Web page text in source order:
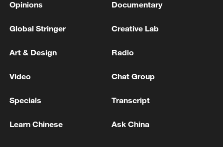
Opinions Documentary
Global Stringer Creative Lab
Art & Design Radio
Video Chat Group
Specials Transcript
Learn Chinese Ask China